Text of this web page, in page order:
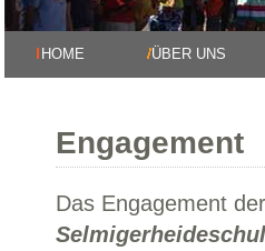
HOME ÜBER UNS
Engagement
Das Engagement der